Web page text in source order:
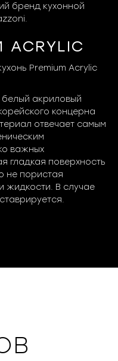
бренд кухонной
ACRYLIC
Premium Acrylic
белый акриловый
концерна
отвечает самым
важных
гладкая поверхность
не пористая
жидкости. В случае